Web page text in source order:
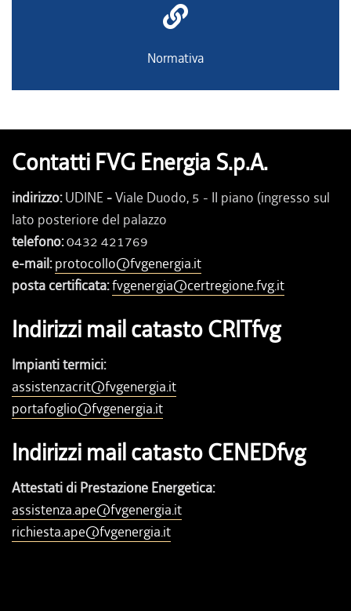
Normativa
Contatti FVG Energia S.p.A.
indirizzo:UDINE -Viale Duodo, 5 - II piano (ingresso sul
lato posteriore del palazzo
telefono:0432 421769
e-mail:protocollo@fvgenergia.it
posta certificata:fvgenergia@certregione.fvg.it
Indirizzi mail catasto CRITfvg
Impianti termici:
assistenzacrit@fvgenergia.it
portafoglio@fvgenergia.it
Indirizzi mail catasto CENEDfvg
Attestati di Prestazione Energetica:
assistenza.ape@fvgenergia.it
richiesta.ape@fvgenergia.it